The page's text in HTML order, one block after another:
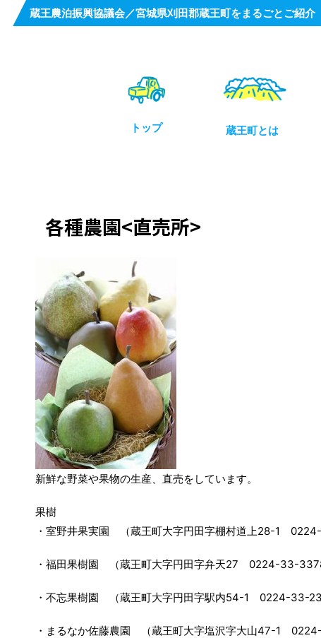
蔵王農泊振興協議会／宮城県刈田郡蔵王町をまるごとご紹介
トップ 蔵王町とは
各種農園<直売所>
新鮮な野菜や果物の生産、直売をしています。
果樹
・室野井果実園 （蔵王町大字円田字棚村道上28-1
・福田果樹園 （蔵王町大字円田字弁天27 0224-33-
・不忘果樹園 （蔵王町大字円田字駅内54-1 0224-33-
・まるなか佐藤農園 （蔵王町大字塩沢字大山47-1